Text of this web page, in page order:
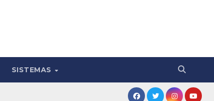
SISTEMAS